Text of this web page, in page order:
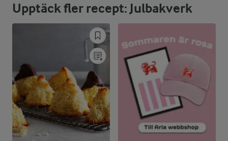
Fett:
43 %
3,5 g
Upptäck fler recept: Julbakverk